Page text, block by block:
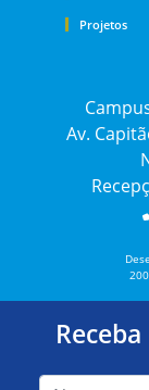
Projetos
Av.